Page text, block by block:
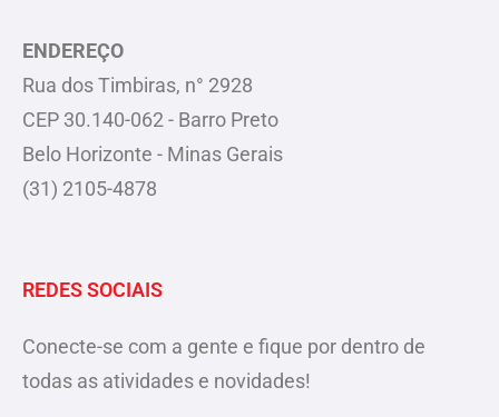
ENDEREÇO
Rua dos Timbiras, n° 2928
CEP 30.140-062 - Barro Preto
Belo Horizonte - Minas Gerais
(31) 2105-4878
REDES SOCIAIS
Conecte-se com a gente e fique por dentro de
todas as atividades e novidades!